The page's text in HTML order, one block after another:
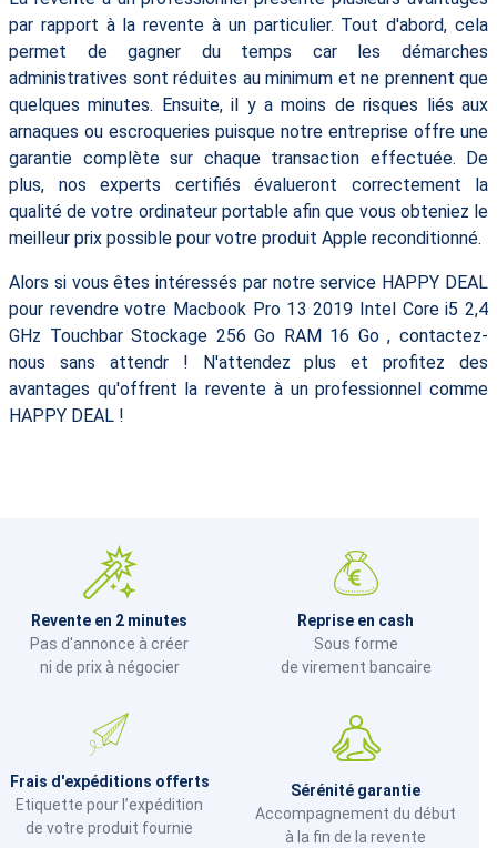
par rapport à la revente à un particulier. Tout d'abord, cela
permet de gagner du temps car les démarches
administratives sont réduites au minimum et ne prennent que
quelques minutes. Ensuite, il y a moins de risques liés aux
arnaques ou escroqueries puisque notre entreprise offre une
garantie complète sur chaque transaction effectuée. De
plus, nos experts certifiés évalueront correctement la
qualité de votre ordinateur portable afin que vous obteniez le
meilleur prix possible pour votre produit Apple reconditionné.
Alors si vous êtes intéressés par notre service HAPPY DEAL
pour revendre votre Macbook Pro 13 2019 Intel Core i5 2,4
GHz Touchbar Stockage 256 Go RAM 16 Go , contactez-
nous sans attendr ! N'attendez plus et profitez des
avantages qu'offrent la revente à un professionnel comme
HAPPY DEAL !
Revente en 2 minutes
Pas d'annonce à créer
ni de prix à négocier
Reprise en cash
Sous forme
de virement bancaire
Frais d'expéditions offerts
Etiquette pour l’expédition
de votre produit fournie
Sérénité garantie
Accompagnement du début
à la fin de la revente